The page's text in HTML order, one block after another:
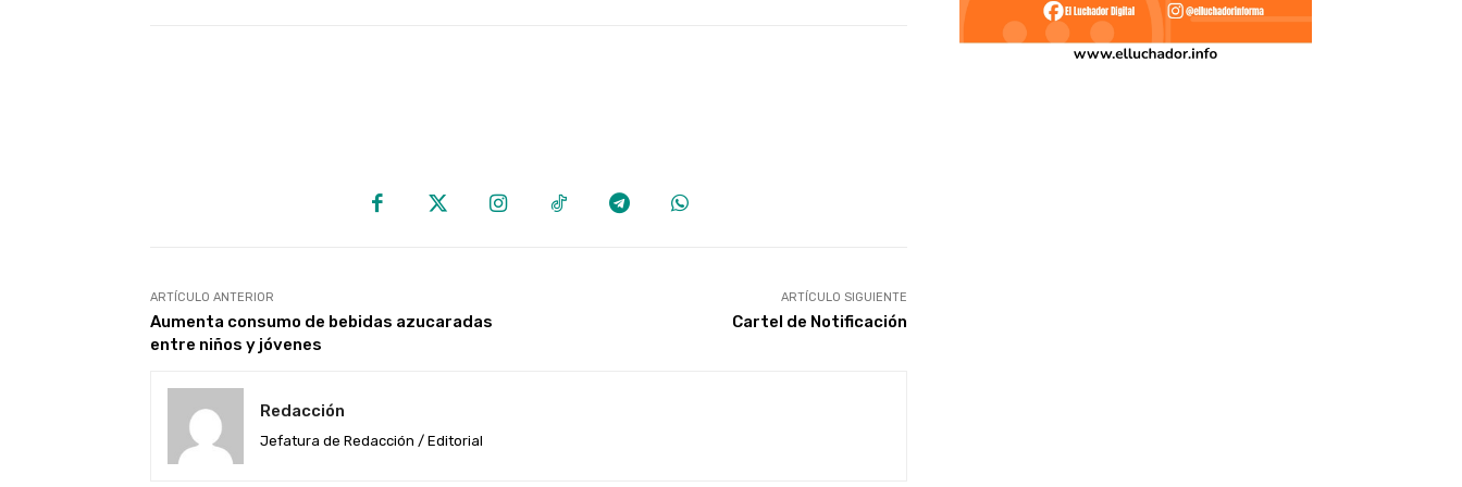
ARTÍCULO ANTERIOR
Aumenta consumo de bebidas azucaradas
entre niños y jóvenes
ARTÍCULO SIGUIENTE
Cartel de Notificación
Redacción
Jefatura de Redacción / Editorial